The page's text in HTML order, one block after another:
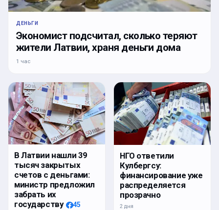
ДЕНЬГИ
Экономист подсчитал, сколько теряют
жители Латвии, храня деньги дома
1 час
В Латвии нашли 39
тысяч закрытых
счетов с деньгами:
министр предложил
забрать их
государству
45
НГО ответили
Кулбергсу:
финансирование уже
распределяется
прозрачно
2 дня